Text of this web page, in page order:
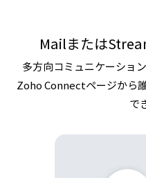
Mailまたは
多方向コミュニケーショ
Zoho Connectページから
で